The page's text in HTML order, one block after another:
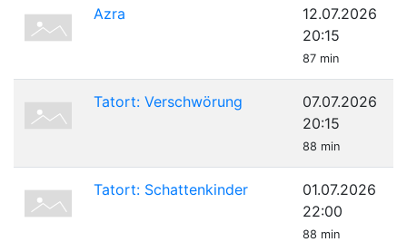
Azra
12.07.2026
20:15
87 min
Tatort: Verschwörung
07.07.2026
20:15
88 min
Tatort: Schattenkinder
01.07.2026
22:00
88 min